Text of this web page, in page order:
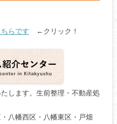
らです ←クリック！
します。生前整理・不動産処
八幡西区・八幡東区・戸畑